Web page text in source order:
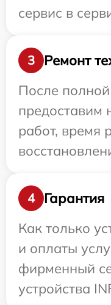
сервис в
3
Ремонт
После
предоставим
работ, время
4
Гарантия
Как только
и оплаты
фирменный
устройства